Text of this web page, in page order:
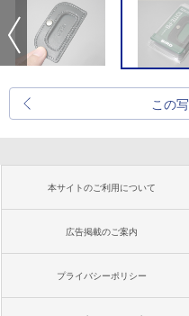
この
本サイトのご利用について
広告掲載のご案内
プライバシーポリシー